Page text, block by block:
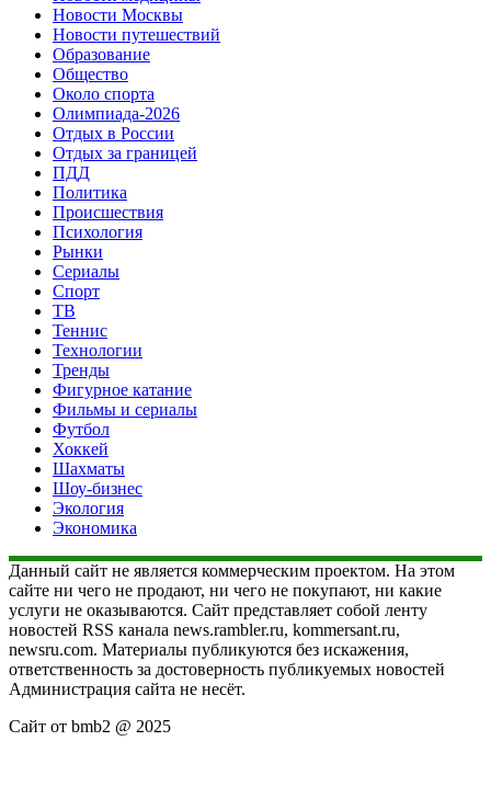
Новости Москвы
Новости путешествий
Образование
Общество
Около спорта
Олимпиада-2026
Отдых в России
Отдых за границей
ПДД
Политика
Происшествия
Психология
Рынки
Сериалы
Спорт
ТВ
Теннис
Технологии
Тренды
Фигурное катание
Фильмы и сериалы
Футбол
Хоккей
Шахматы
Шоу-бизнес
Экология
Экономика
Данный сайт не является коммерческим проектом. На этом
сайте ни чего не продают, ни чего не покупают, ни какие
услуги не оказываются. Сайт представляет собой ленту
новостей RSS канала news.rambler.ru, kommersant.ru,
newsru.com. Материалы публикуются без искажения,
ответственность за достоверность публикуемых новостей
Администрация сайта не несёт.
Сайт от bmb2 @ 2025